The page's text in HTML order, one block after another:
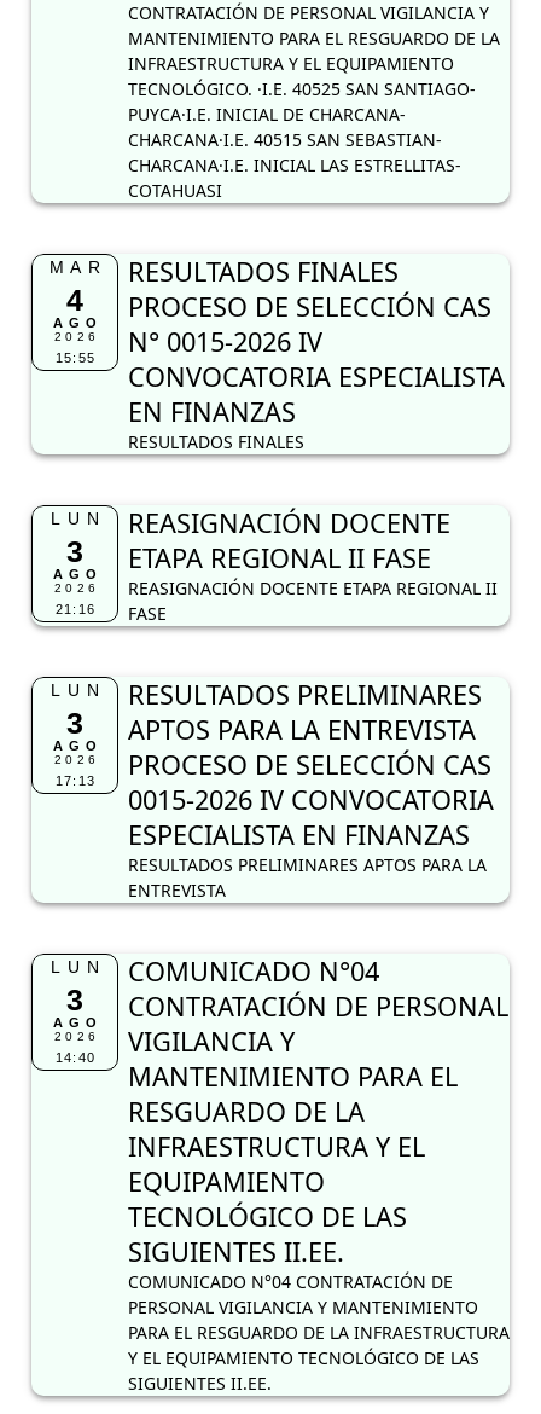
CONTRATACIÓN DE PERSONAL VIGILANCIA Y
MANTENIMIENTO PARA EL RESGUARDO DE LA
INFRAESTRUCTURA Y EL EQUIPAMIENTO
TECNOLÓGICO. ·I.E. 40525 SAN SANTIAGO-
PUYCA·I.E. INICIAL DE CHARCANA-
CHARCANA·I.E. 40515 SAN SEBASTIAN-
CHARCANA·I.E. INICIAL LAS ESTRELLITAS-
COTAHUASI
MAR
4
AGO
2026
15:55
RESULTADOS FINALES
PROCESO DE SELECCIÓN CAS
N° 0015-2026 IV
CONVOCATORIA ESPECIALISTA
EN FINANZAS
RESULTADOS FINALES
LUN
3
AGO
2026
21:16
REASIGNACIÓN DOCENTE
ETAPA REGIONAL II FASE
REASIGNACIÓN DOCENTE ETAPA REGIONAL II
FASE
LUN
3
AGO
2026
17:13
RESULTADOS PRELIMINARES
APTOS PARA LA ENTREVISTA
PROCESO DE SELECCIÓN CAS
0015-2026 IV CONVOCATORIA
ESPECIALISTA EN FINANZAS
RESULTADOS PRELIMINARES APTOS PARA LA
ENTREVISTA
LUN
3
AGO
2026
14:40
COMUNICADO N°04
CONTRATACIÓN DE PERSONAL
VIGILANCIA Y
MANTENIMIENTO PARA EL
RESGUARDO DE LA
INFRAESTRUCTURA Y EL
EQUIPAMIENTO
TECNOLÓGICO DE LAS
SIGUIENTES II.EE.
COMUNICADO N°04 CONTRATACIÓN DE
PERSONAL VIGILANCIA Y MANTENIMIENTO
PARA EL RESGUARDO DE LA INFRAESTRUCTURA
Y EL EQUIPAMIENTO TECNOLÓGICO DE LAS
SIGUIENTES II.EE.